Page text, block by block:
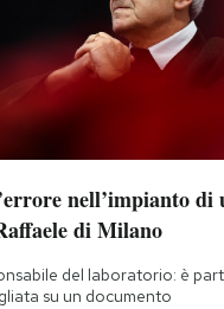
nell’impianto di
di Milano
del laboratorio: è
su un documento